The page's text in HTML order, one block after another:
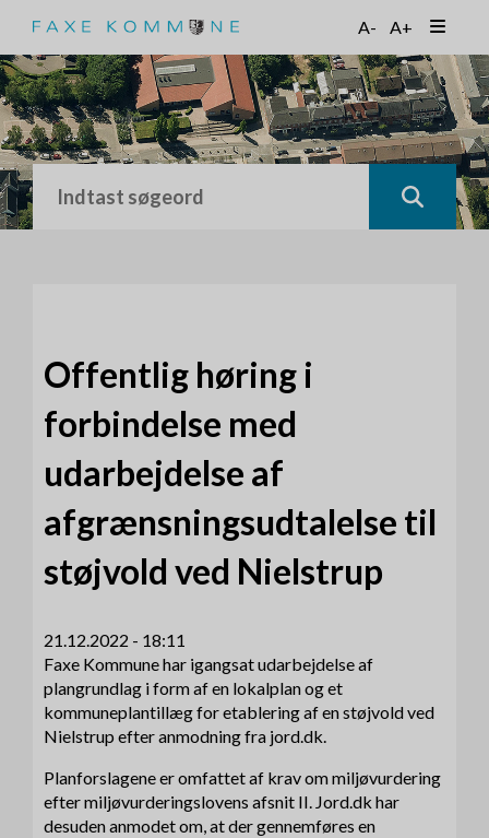
t
i
l
h
o
v
e
d
A- A+
Offentlig høring i
forbindelse med
udarbejdelse af
afgrænsningsudtalelse til
støjvold ved Nielstrup
21.12.2022 - 18:11
Faxe Kommune har igangsat udarbejdelse af
plangrundlag i form af en lokalplan og et
kommuneplantillæg for etablering af en støjvold ved
Nielstrup efter anmodning fra jord.dk.
Planforslagene er omfattet af krav om miljøvurdering
efter miljøvurderingslovens afsnit II. Jord.dk har
desuden anmodet om, at der gennemføres en